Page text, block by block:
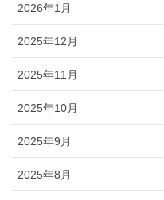
2026年1月
2025年12月
2025年11月
2025年10月
2025年9月
2025年8月